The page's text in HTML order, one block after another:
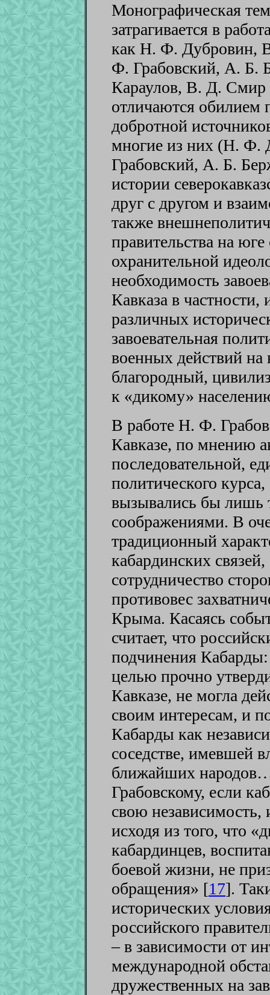
Монографическая
затрагивается в
как Н. Ф. Дубровин,
Ф. Грабовский, А.
Караулов, В. Д. Смир
отличаются обилием
добротной
многие из них (Н.
Грабовский, А. Б.
истории
друг с другом и
также
правительства на
охранительной
необходимость
Кавказа в
различных
завоевательная
военных действий
благородный,
к «дикому»
В работе Н. Ф.
Кавказе, по мнению
последовательной,
политического
вызывались бы лишь
соображениями. В
традиционный
кабардинских
сотрудничество
противовес
Крыма. Касаясь
считает, что
подчинения
целью прочно
Кавказе, не могла
своим интересам, и
Кабарды как
соседстве, имевшей
ближайших
Грабовскому, если
свою независимость,
исходя из того, что
кабардинцев,
боевой жизни, не
обращения» [17].
исторических
российского
– в зависимости от
международной
дружественных на